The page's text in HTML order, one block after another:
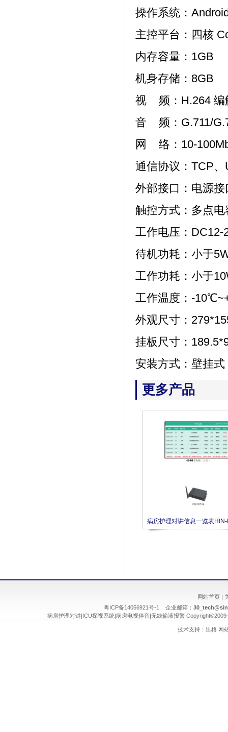
操作系统：
主控平台： 四核
内存容量：1GB
机身存储：8GB
视 频：H.264 编
音 频：G.711/
网 络：10-
通信协议：TCP
外部接口： 电源接
触控方式：多点
工作电压：DC12-
待机功耗： 小于
工作功耗： 小于
工作温度：-
外观尺寸：
挂板尺寸：
安装方式：壁挂式
更多产品
病房护理对讲信息一览表
网站首页 |
粤ICP备14056921号-1 企业邮箱：
病房护理对讲|ICU探视系统|病房电视伴音|无线输液报警
技术支持：出格 网